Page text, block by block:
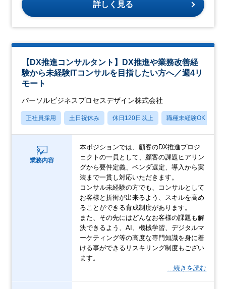
詳しく見る
【DX推進コンサルタント】DX推進や業務改善経
験から未経験ITコンサルを目指したい方へ／週4リ
モート
パーソルビジネスプロセスデザイン株式会社
正社員採用 土日祝休み 休日120日以上 職種未経験OK
業務内容
本ポジションでは、顧客のDX推進プロジ
ェクトの一員として、顧客の課題ヒアリン
グから要件定義、ベンダ選定、導入から実
装まで一貫し対応いただきます。
コンサル未経験の方でも、コンサルとして
お客様と折衝が出来るよう、スキルを高め
ることができる育成制度があります。
また、その先にはどんなお客様の課題も解
決できるよう、AI、機械学習、デジタルマ
ーケティング等の高度な専門知識を身に着
ける事ができるリスキリング制度もござい
ます。
…続きを読む